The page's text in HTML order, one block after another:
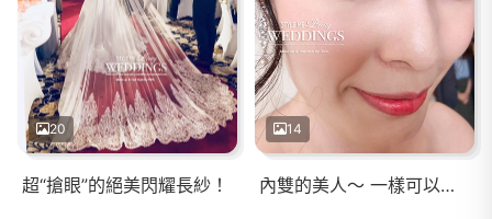
20
超“搶眼”的絕美閃耀長紗！
14
內雙的美人～ 一樣可以擁有明亮深邃的電眼